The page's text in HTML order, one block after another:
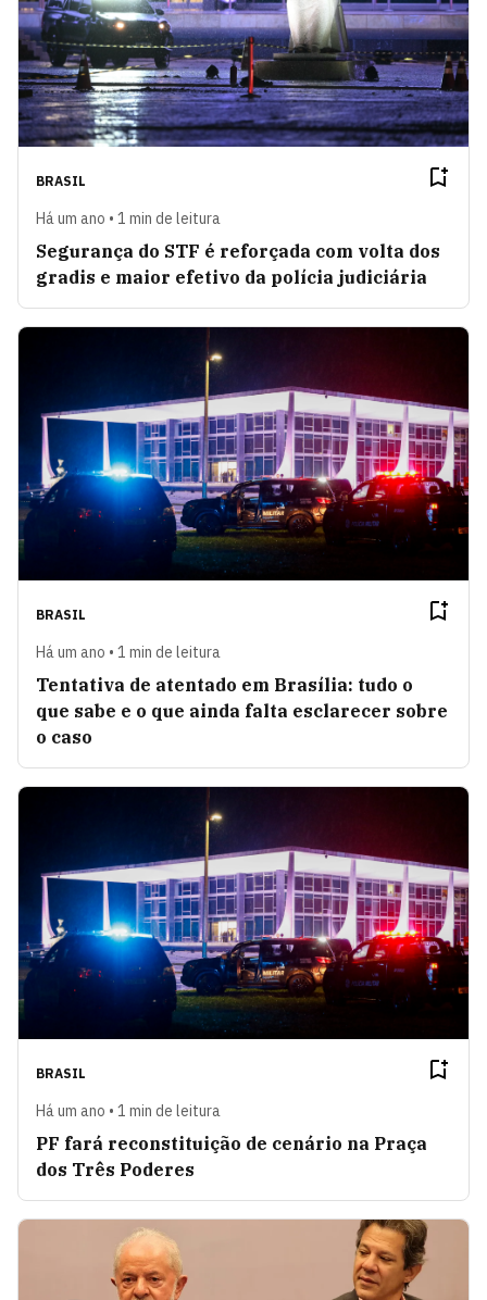
BRASIL
Há um ano • 1 min de leitura
Segurança do STF é reforçada com volta dos
gradis e maior efetivo da polícia judiciária
BRASIL
Há um ano • 1 min de leitura
Tentativa de atentado em Brasília: tudo o
que sabe e o que ainda falta esclarecer sobre
o caso
BRASIL
Há um ano • 1 min de leitura
PF fará reconstituição de cenário na Praça
dos Três Poderes